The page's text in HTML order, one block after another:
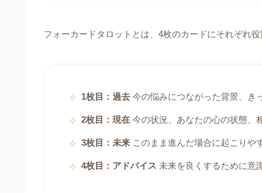
フォーカードタロットとは、4枚のカードにそれぞれ
1枚目：過去 今の悩みにつながった背景、き
2枚目：現在 今の状況、あなたの心の状態、
3枚目：未来 このまま進んだ場合に起こりや
4枚目：アドバイス 未来を良くするために意